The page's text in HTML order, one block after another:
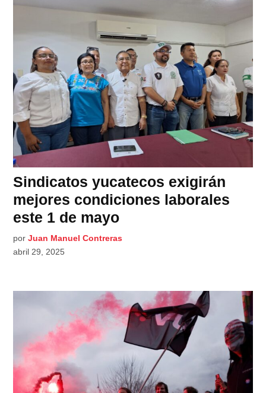
Sindicatos yucatecos exigirán
mejores condiciones laborales
este 1 de mayo
por Juan Manuel Contreras
abril 29, 2025